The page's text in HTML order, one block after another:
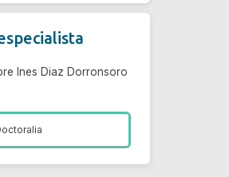
Ines Diaz Dorronsoro